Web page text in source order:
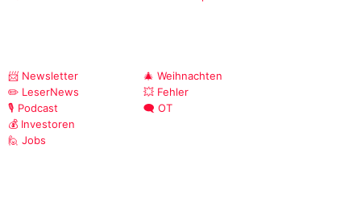
📨 Newsletter
✏️ LeserNews
🎙️ Podcast
💰 Investoren
🙋 Jobs
🎄 Weihnachten
💥 Fehler
🗨️ OT